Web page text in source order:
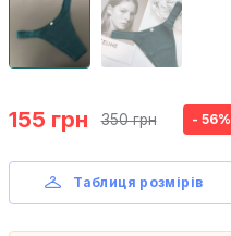
155 грн 350 грн - 56%
Таблиця розмірів